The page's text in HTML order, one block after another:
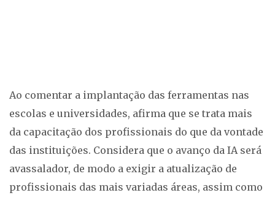
Ao comentar a implantação das ferramentas nas
escolas e universidades, afirma que se trata mais
da capacitação dos profissionais do que da vontade
das instituições. Considera que o avanço da IA será
avassalador, de modo a exigir a atualização de
profissionais das mais variadas áreas, assim como